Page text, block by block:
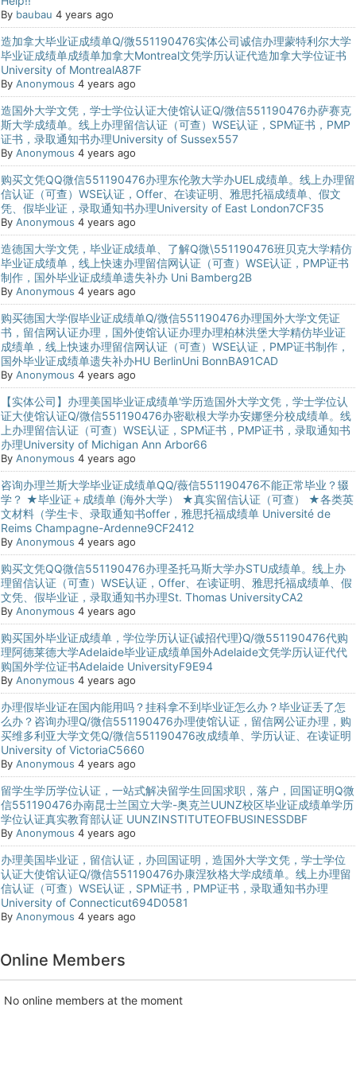
By baubau 4 years ago
造加拿大毕业证成绩单Q/微551190476实体公司诚信办理蒙特利尔大学
毕业证成绩单成绩单加拿大Montreal文凭学历认证代造加拿大学位证书
University of MontrealA87F
By Anonymous 4 years ago
造国外大学文凭，学士学位认证大使馆认证Q/微信551190476办萨赛克
斯大学成绩单。线上办理留信认证（可查）WSE认证，SPM证书，PMP
证书，录取通知书办理University of Sussex557
By Anonymous 4 years ago
购买文凭QQ微信551190476办理东伦敦大学办UEL成绩单。线上办理留
信认证（可查）WSE认证，Offer、在读证明、雅思托福成绩单、假文
凭、假毕业证，录取通知书办理University of East London7CF35
By Anonymous 4 years ago
造德国大学文凭，毕业证成绩单、了解Q微\551190476班贝克大学精仿
毕业证成绩单，线上快速办理留信网认证（可查）WSE认证，PMP证书
制作，国外毕业证成绩单遗失补办 Uni Bamberg2B
By Anonymous 4 years ago
购买德国大学假毕业证成绩单Q/微信551190476办理国外大学文凭证
书，留信网认证办理，国外使馆认证办理办理柏林洪堡大学精仿毕业证
成绩单，线上快速办理留信网认证（可查）WSE认证，PMP证书制作，
国外毕业证成绩单遗失补办HU BerlinUni BonnBA91CAD
By Anonymous 4 years ago
【实体公司】办理美国毕业证成绩单'学历造国外大学文凭，学士学位认
证大使馆认证Q/微信551190476办密歇根大学办安娜堡分校成绩单。线
上办理留信认证（可查）WSE认证，SPM证书，PMP证书，录取通知书
办理University of Michigan Ann Arbor66
By Anonymous 4 years ago
咨询办理兰斯大学毕业证成绩单QQ/薇信551190476不能正常毕业？辍
学？ ★毕业证＋成绩单 (海外大学） ★真实留信认证（可查） ★各类英
文材料（学生卡、录取通知书offer，雅思托福成绩单 Université de
Reims Champagne-Ardenne9CF2412
By Anonymous 4 years ago
购买文凭QQ微信551190476办理圣托马斯大学办STU成绩单。线上办
理留信认证（可查）WSE认证，Offer、在读证明、雅思托福成绩单、假
文凭、假毕业证，录取通知书办理St. Thomas UniversityCA2
By Anonymous 4 years ago
购买国外毕业证成绩单，学位学历认证{诚招代理}Q/微551190476代购
理阿德莱德大学Adelaide毕业证成绩单国外Adelaide文凭学历认证代代
购国外学位证书Adelaide UniversityF9E94
By Anonymous 4 years ago
办理假毕业证在国内能用吗？挂科拿不到毕业证怎么办？毕业证丢了怎
么办？咨询办理Q/微信551190476办理使馆认证，留信网公证办理，购
买维多利亚大学文凭Q/微信551190476改成绩单、学历认证、在读证明
University of VictoriaC5660
By Anonymous 4 years ago
留学生学历学位认证，一站式解决留学生回国求职，落户，回国证明Q微
信551190476办南昆士兰国立大学-奥克兰UUNZ校区毕业证成绩单学历
学位认证真实教育部认证 UUNZINSTITUTEOFBUSINESSDBF
By Anonymous 4 years ago
办理美国毕业证，留信认证，办回国证明，造国外大学文凭，学士学位
认证大使馆认证Q/微信551190476办康涅狄格大学成绩单。线上办理留
信认证（可查）WSE认证，SPM证书，PMP证书，录取通知书办理
University of Connecticut694D0581
By Anonymous 4 years ago
Online Members
No online members at the moment